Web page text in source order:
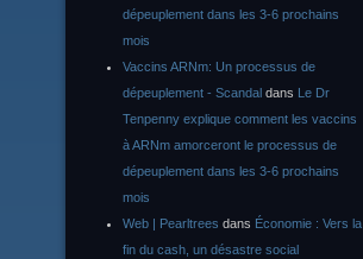
dépeuplement dans les 3-6 prochains
mois
Vaccins ARNm: Un processus de
dépeuplement - Scandal dans Le Dr
Tenpenny explique comment les vaccins
à ARNm amorceront le processus de
dépeuplement dans les 3-6 prochains
mois
Web | Pearltrees dans Économie : Vers la
fin du cash, un désastre social